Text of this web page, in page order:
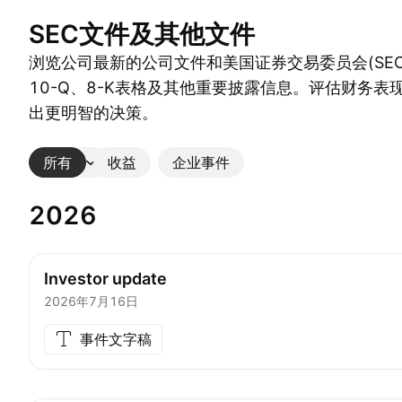
SEC文件及其他文件
浏览公司最新的公司文件和美国证券交易委员会
10-Q、8-K表格及其他重要披露信息。评估财务表
出更明智的决策。
所有 收益 企业事件
更多
2026
Investor update
2026年7月16日
事件文字稿